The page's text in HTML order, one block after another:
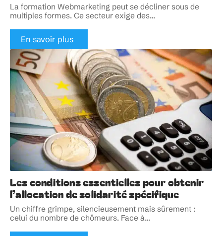
La formation Webmarketing peut se décliner sous de
multiples formes. Ce secteur exige des…
En savoir plus
Les conditions essentielles pour obtenir
l’allocation de solidarité spécifique
Un chiffre grimpe, silencieusement mais sûrement :
celui du nombre de chômeurs. Face à…